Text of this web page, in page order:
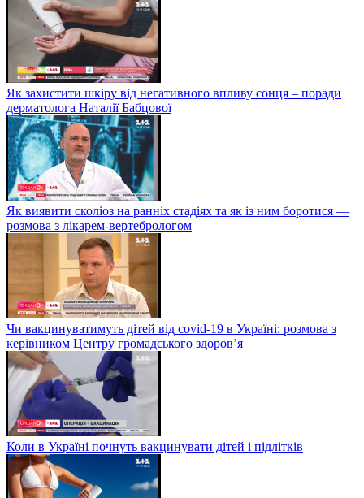
Як захистити шкіру від негативного впливу сонця – поради
дерматолога Наталії Бабцової
Як виявити сколіоз на ранніх стадіях та як із ним боротися —
розмова з лікарем-вертебрологом
Чи вакцинуватимуть дітей від covid-19 в Україні: розмова з
керівником Центру громадського здоров’я
Коли в Україні почнуть вакцинувати дітей і підлітків